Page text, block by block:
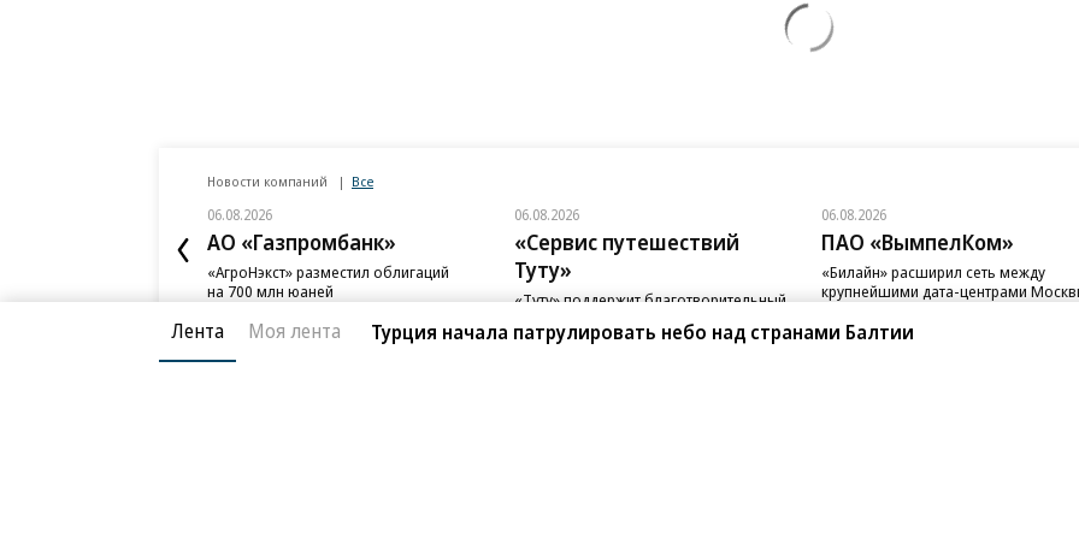
Новости компаний Все
06.08.2026
АО «Газпромбанк»
«АгроНэкст» разместил облигаций
на 700 млн юаней
06.08.2026
«Сервис путешествий
Туту»
«Туту» поддержит благотворительный
06.08.2026
ПАО «ВымпелКом»
«Билайн» расширил сеть между
крупнейшими дата-центрами
Лента Моя лента Турция начала патрулировать небо над странами Балтии